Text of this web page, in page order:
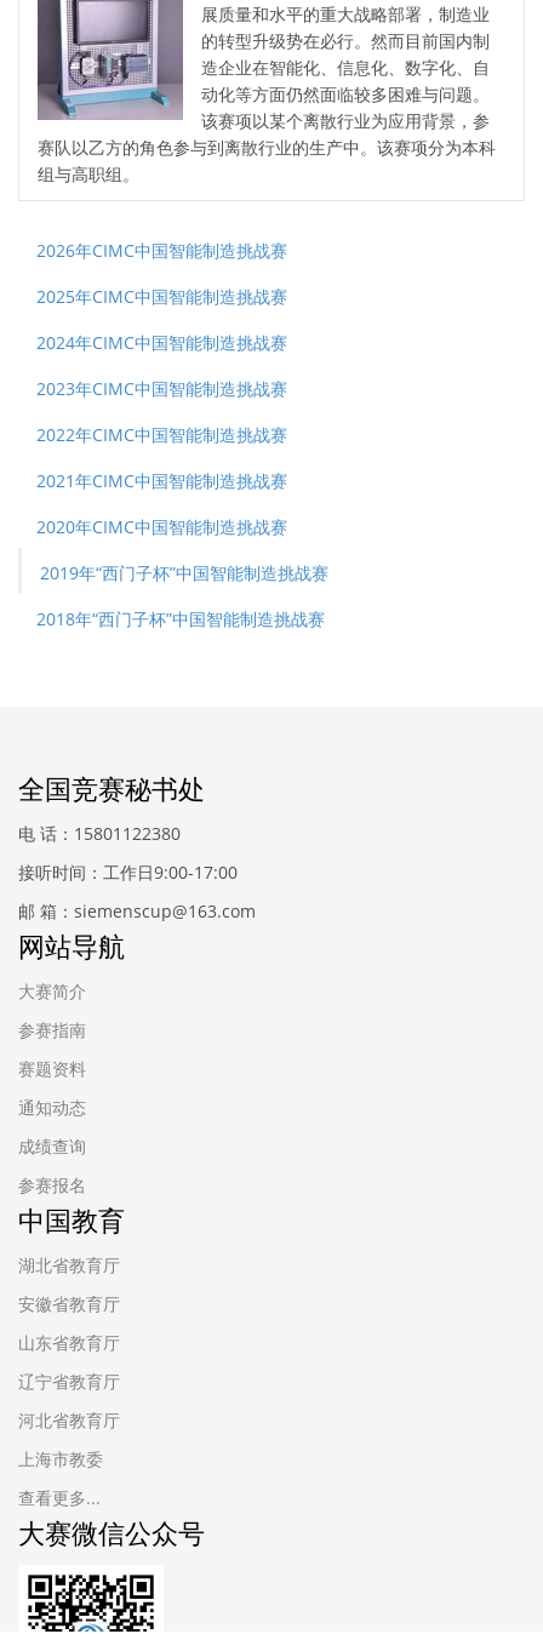
展质量和水平的重大战略部署，制造业
的转型升级势在必行。然而目前国内制
造企业在智能化、信息化、数字化、自
动化等方面仍然面临较多困难与问题。
该赛项以某个离散行业为应用背景，参
赛队以乙方的角色参与到离散行业的生产中。该赛项分为本科
组与高职组。
2026年CIMC中国智能制造挑战赛
2025年CIMC中国智能制造挑战赛
2024年CIMC中国智能制造挑战赛
2023年CIMC中国智能制造挑战赛
2022年CIMC中国智能制造挑战赛
2021年CIMC中国智能制造挑战赛
2020年CIMC中国智能制造挑战赛
2019年“西门子杯”中国智能制造挑战赛
2018年“西门子杯”中国智能制造挑战赛
全国竞赛秘书处
电 话：15801122380
接听时间：工作日9:00-17:00
邮 箱：siemenscup@163.com
网站导航
大赛简介
参赛指南
赛题资料
通知动态
成绩查询
参赛报名
中国教育
湖北省教育厅
安徽省教育厅
山东省教育厅
辽宁省教育厅
河北省教育厅
上海市教委
查看更多...
大赛微信公众号